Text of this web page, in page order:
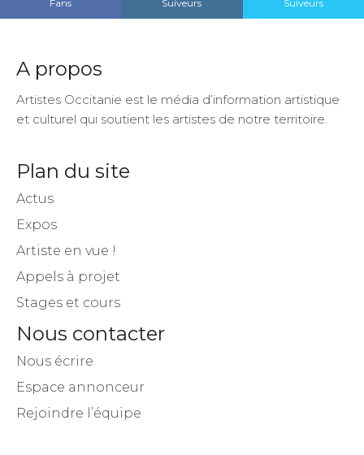
Fans
Suiveurs
Suiveurs
A propos
Artistes Occitanie est le média d’information artistique
et culturel qui soutient les artistes de notre territoire.
Plan du site
Actus
Expos
Artiste en vue !
Appels à projet
Stages et cours
Nous contacter
Nous écrire
Espace annonceur
Rejoindre l’équipe